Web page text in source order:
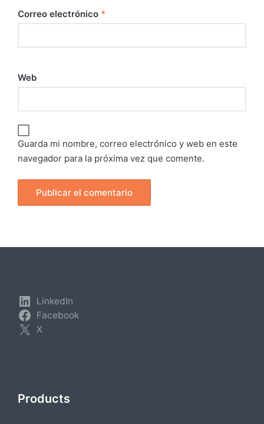
Correo electrónico *
Web
Guarda mi nombre, correo electrónico y web en este
navegador para la próxima vez que comente.
LinkedIn
Facebook
X
Products